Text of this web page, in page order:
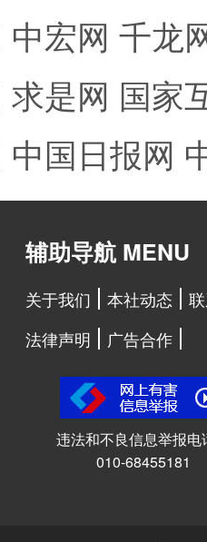
中宏网 千龙
求是网 国家
中国日报网
辅助导航 MENU
关于我们 本社动态
法律声明
广告合作
违法和不良信息举报电
010-68455181